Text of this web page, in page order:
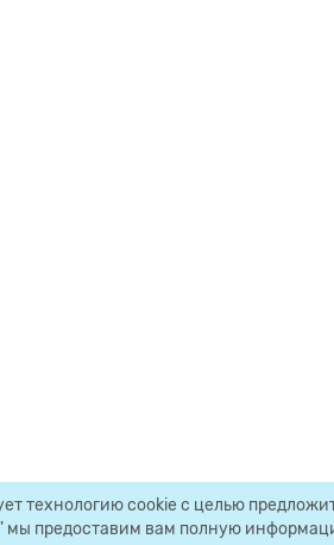
технологию cookie с целью
мы предоставим вам полную